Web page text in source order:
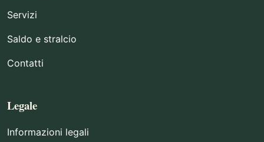
Servizi
Saldo e stralcio
Contatti
Legale
Informazioni legali